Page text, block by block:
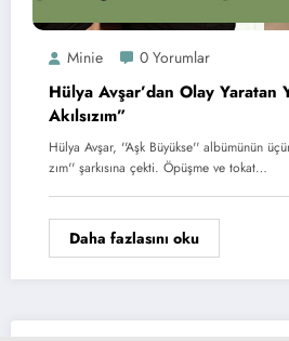
Minie 0 Yorumlar
Hülya Avşar’dan Olay Yaratan
Akılsızım”
Hülya Avşar, ''Aşk Büyükse'' albümünün
zım'' şarkısına çekti. Öpüşme ve tokat…
Daha fazlasını oku